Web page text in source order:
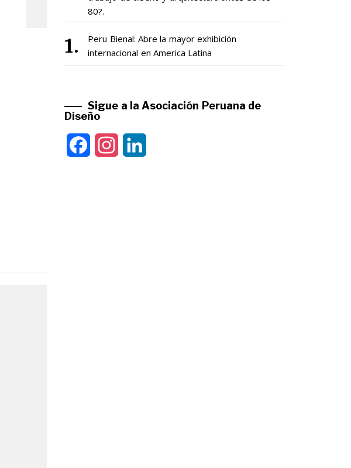
80?.
Peru Bienal: Abre la mayor exhibición
internacional en America Latina
Sigue a la Asociación Peruana de
Diseño
FacebookInstagram